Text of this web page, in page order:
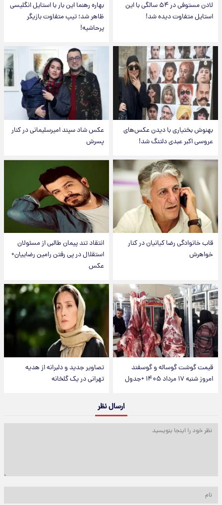
لادن مستوفی در ۵۴ سالگی با این
استایل متفاوت دیده شد!
بهاره رهنما این بار با استایل انگلیسی
ظاهر شد؛ تیپ متفاوت بازیگر
پرحاشیه!
بهنوش بختیاری با دیدن عکس‌های
عروسی اکبر عبدی دلتنگ شد!
عکس شاد سپند امیرسلیمانی در کنار
پسرش
قاب خانوادگی رضا کیانیان در کنار
خواهرش
انتقاد تند پیمان طالبی از مسئولان
استقلال در پی رفتن رامین رضاییان+
عکس
قیمت گوشت گوساله و گوسفند
امروز شنبه ۱۷ مرداد ۱۴۰۵ +جدول
تصاویر جدید و دلبرانه از هدیه
تهرانی در یک گلخانه
ارسال نظر